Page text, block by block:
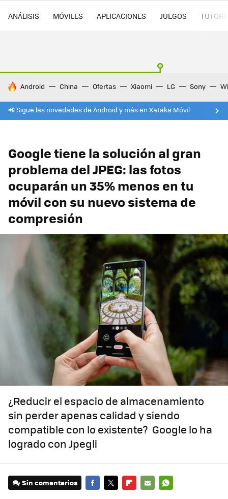
ANÁLISIS MÓVILES APLICACIONES JUEGOS
HOY SE HABLA DE
Android China Ofertas Xiaomi LG Sony
📲 Sigue las novedades de Android y más en Xataka Móvil
Google tiene la solución al gran
problema del JPEG: las fotos
ocuparán un 35% menos en tu
móvil con su nuevo sistema de
compresión
¿Reducir el espacio de almacenamiento
sin perder apenas calidad y siendo
compatible con lo existente? Google lo ha
logrado con Jpegli
Sin comentarios